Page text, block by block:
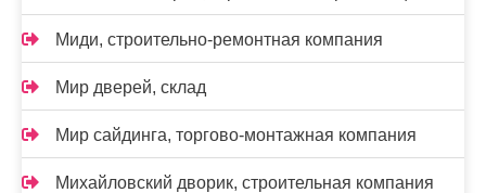
Миди, строительно-ремонтная компания
Мир дверей, склад
Мир сайдинга, торгово-монтажная компания
Михайловский дворик, строительная компания